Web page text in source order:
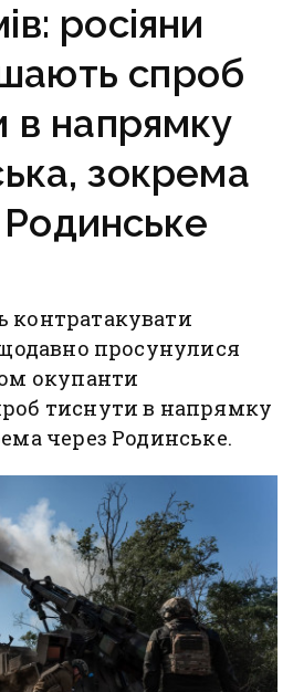
росіяни
спроб
в напрямку
зокрема
контратакувати
просунулися
окупанти
тиснути в напрямку
через Родинське.